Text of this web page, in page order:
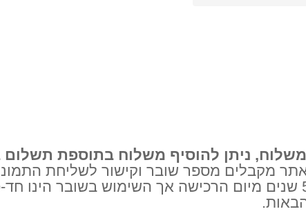
משלוח, ניתן להוסיף משלוח בתוספת תשלום
מקבלים מספר שובר וקישור לשליחת
השובר הינו עם תוקף של 5 שנים מיום הרכישה אך השימוש בשובר